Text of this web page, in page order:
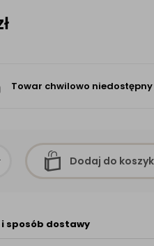
Towar chwilowo niedostępny
Dodaj do
i sposób dostawy